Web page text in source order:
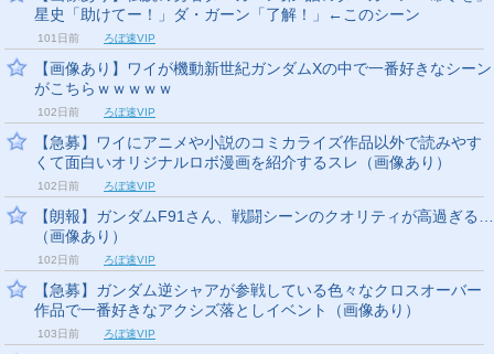
星史「助けてー！」ダ・ガーン「了解！」←このシーン
101日前 ろぼ速VIP
【画像あり】ワイが機動新世紀ガンダムXの中で一番好きなシーン
がこちらｗｗｗｗｗ
102日前 ろぼ速VIP
【急募】ワイにアニメや小説のコミカライズ作品以外で読みやす
くて面白いオリジナルロボ漫画を紹介するスレ（画像あり）
102日前 ろぼ速VIP
【朗報】ガンダムF91さん、戦闘シーンのクオリティが高過ぎる…
（画像あり）
102日前 ろぼ速VIP
【急募】ガンダム逆シャアが参戦している色々なクロスオーバー
作品で一番好きなアクシズ落としイベント（画像あり）
103日前 ろぼ速VIP